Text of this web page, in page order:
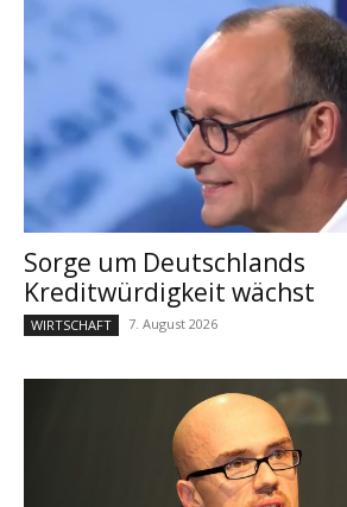
Sorge um Deutschlands
Kreditwürdigkeit wächst
WIRTSCHAFT 7. August 2026